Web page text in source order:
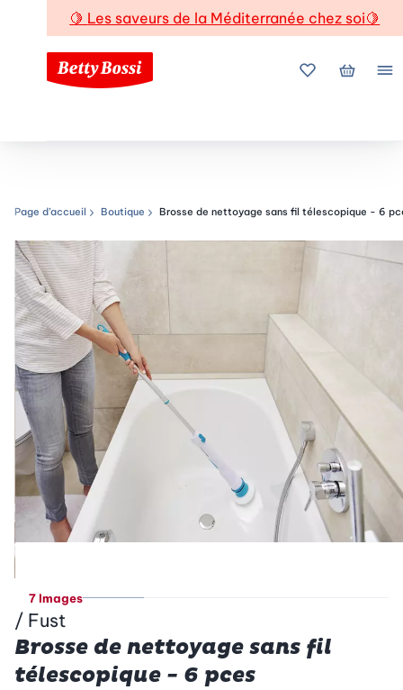
🍋 Les saveurs de la Méditerranée chez soi🍋
Mes favoris
Mon
Chemin de navigation
Page d’accueil Boutique Brosse de nettoyage sans fil télescopique - 6
7 Images
Betty Bossi
/ Fust
Brosse de nettoyage sans fil
télescopique - 6 pces